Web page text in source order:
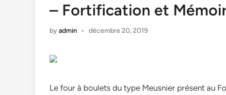
– Fortification et
byadmin • décembre 20, 2019
Le four à boulets du type Meusnier présent au